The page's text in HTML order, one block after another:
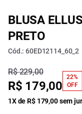
BLUSA
PRETO
Cód.: 60ED12114_60_2
R$ 229,00
R$ 179,00
22%
OFF
1X de R$ 179,00 sem